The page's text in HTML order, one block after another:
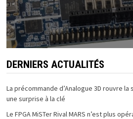
DERNIERS ACTUALITÉS
La précommande d’Analogue 3D rouvre
une surprise à la clé
Le FPGA MiSTer Rival MARS n’est plus